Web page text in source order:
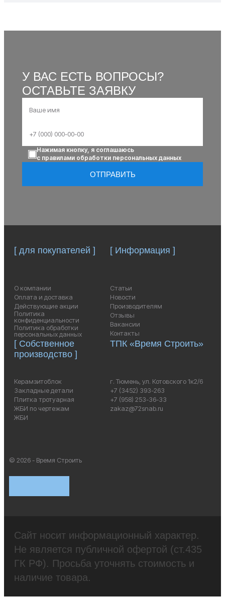
У ВАС ЕСТЬ ВОПРОСЫ?
ОСТАВЬТЕ ЗАЯВКУ
Нажимая кнопку, я соглашаюсь
с правилами обработки персональных данных
ОТПРАВИТЬ
[ для покупателей ]
О компании
Оплата и доставка
Действующие акции
Политика
конфиденциальности
Политика обработки
персональных данных
[ Собственное
производство ]
Керамзитоблок
Закладные детали
Плитка тротуарная
ЖБИ по чертежам
ЖБИ
[ Информация ]
Статьи
Новости
Производителям
Отзывы
Вакансии
Контакты
ТПК «Время Строить»
г. Тюмень, ул. Котовского 1к2/6
+7 (3452) 393-263
+7 (958) 253-36-33
zakaz@72snab.ru
© 2026 - Время Строить
Сайт носит информационный характер.
Не является публичной офертой (ст.435
ГК РФ). Просьба уточнять стоимость и
наличие товара.